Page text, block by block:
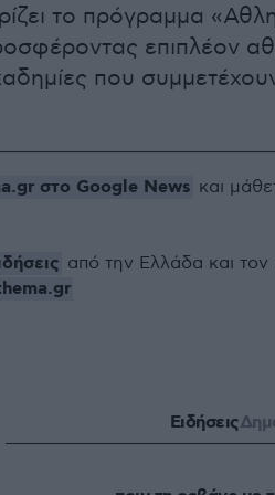
το πρόγραμμα
επιπλέον
που
στο Google News και
από την Ελλάδα και τον
Ειδήσεις